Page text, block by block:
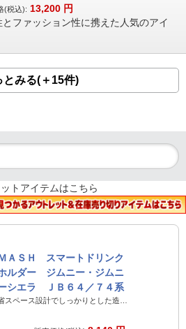
(税込): 13,200 円
とファッション性に携えた人気のアイ
とみる(＋15件)
トアイテムはこちら
ＡＳＨ スマートドリンク
ルダー ジムニー・ジムニ
シエラ ＪＢ６４／７４系